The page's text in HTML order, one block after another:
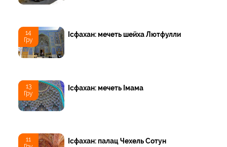
14
Гру
Ісфахан: мечеть шейха Лютфулли
13
Гру
Ісфахан: мечеть Імама
11
Ісфахан: палац Чехель Cотун